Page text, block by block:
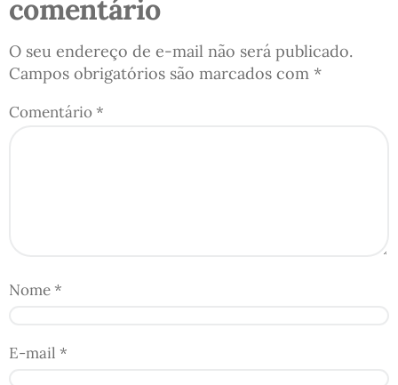
comentário
O seu endereço de e-mail não será publicado.
Campos obrigatórios são marcados com *
Comentário*
Nome*
E-mail *